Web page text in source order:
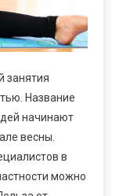
занятия
Название
начинают
весны.
в
можно